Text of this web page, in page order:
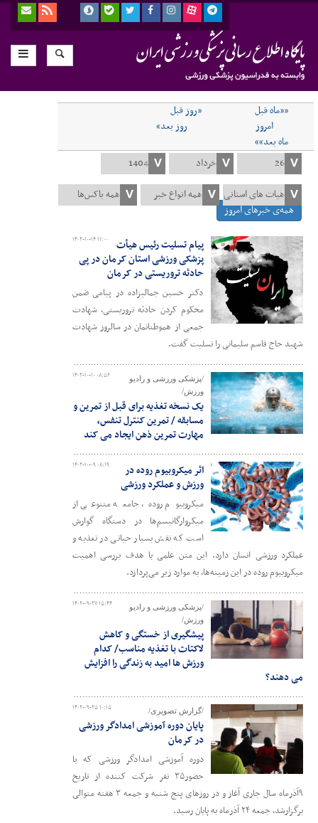
««ماه قبل
«روز قبل
امروز
روز بعد»
ماه بعد»»
همه‌ی خبرهای امروز
۱۴۰۲-۱۰-۱۴ ۱۱:۰۰
پیام تسلیت رئیس هیأت
پزشکی ورزشی استان کرمان در پی
حادثه تروریستی در کرمان
دکتر حسین جمالیزاده در پیامی ضمن
محکوم کردن حادثه تروریستی، شهادت
جمعی از هموطنانمان در سالروز شهادت
شهید حاج قاسم سلیمانی را تسلیت گفت.
۱۴۰۲-۱۰-۱۰ ۰۸:۵۶
/پزشکی ورزشی و رادیو
ورزش/
یک نسخه تغذیه برای قبل از تمرین و
مسابقه / تمرین کنترل تنفس،
مهارت تمرین ذهن ایجاد می کند
۱۴۰۲-۱۰-۰۹ ۰۸:۱۹
اثر میکروبیوم روده در
ورزش و عملکرد ورزشی
میکروبیوم روده، جامعه متنوعی از
میکروارگانیسم‌ها در دستگاه گوارش
است که نقش بسیار حیاتی در تغذیه و
عملکرد ورزشی انسان دارد. این متن علمی با هدف بررسی اهمیت
میکروبیوم روده در این زمینه‌ها، به موارد زیر می‌پردازد.
۱۴۰۲-۰۹-۲۷ ۱۵:۴۴
/پزشکی ورزشی و رادیو
ورزش/
پیشگیری از خستگی و کاهش
لاکتات با تغذیه مناسب/ کدام
ورزش ها امید به زندگی را افزایش
می دهند؟
۱۴۰۲-۰۹-۲۵ ۱۰:۱۵ /گزارش تصویری/
پایان دوره آموزشی امدادگر ورزشی
در کرمان
دوره آموزشی امدادگر ورزشی که با
حضور۳۵ نفر شرکت کننده از تاریخ
۹آذرماه سال جاری آغاز و در روزهای پنج شنبه و جمعه ۳ هفته متوالی
برگزارشد، جمعه ۲۴ آذرماه به پایان رسید.